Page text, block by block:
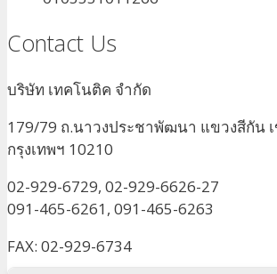
Contact Us
บริษัท เทคโนติค จำกัด
179/79 ถ.นาวงประชาพัฒนา แขวงสีกัน
กรุงเทพฯ 10210
02-929-6729, 02-929-6626-27
091-465-6261, 091-465-6263
FAX: 02-929-6734